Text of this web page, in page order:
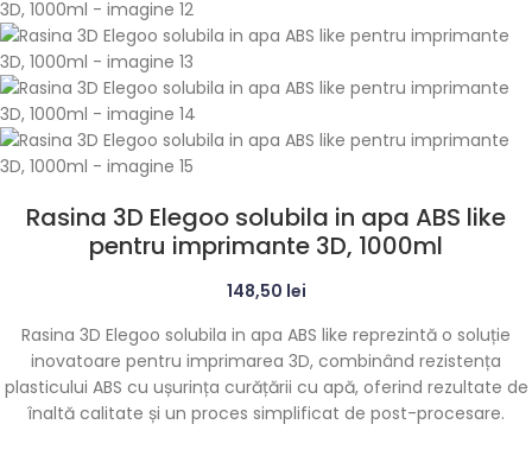
Rasina 3D Elegoo solubila in apa ABS like
pentru imprimante 3D, 1000ml
148,50 lei
Rasina 3D Elegoo solubila in apa ABS like reprezintă o soluție
inovatoare pentru imprimarea 3D, combinând rezistența
plasticului ABS cu ușurința curățării cu apă, oferind rezultate de
înaltă calitate și un proces simplificat de post-procesare.